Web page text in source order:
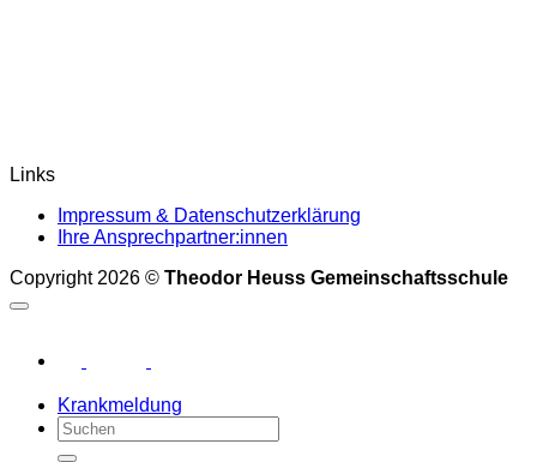
Links
Impressum & Datenschutzerklärung
Ihre Ansprechpartner:innen
Copyright 2026 © Theodor Heuss Gemeinschaftsschule
Krankmeldung